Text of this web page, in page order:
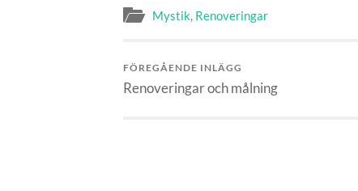
Mystik, Renoveringar
FÖREGÅENDE INLÄGG
Renoveringar och målning